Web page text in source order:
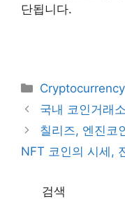
단됩니다.
Categories
Cryptocurrency
국내 코인거래
칠리즈, 엔진코
NFT 코인의 시세,
검색